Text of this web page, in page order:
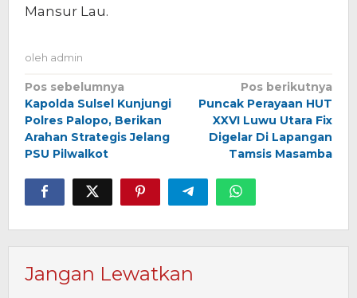
Mansur Lau.
oleh admin
Navigasi
pos
Pos sebelumnya
Kapolda Sulsel Kunjungi
Polres Palopo, Berikan
Arahan Strategis Jelang
PSU Pilwalkot
Pos berikutnya
Puncak Perayaan HUT
XXVI Luwu Utara Fix
Digelar Di Lapangan
Tamsis Masamba
Jangan Lewatkan